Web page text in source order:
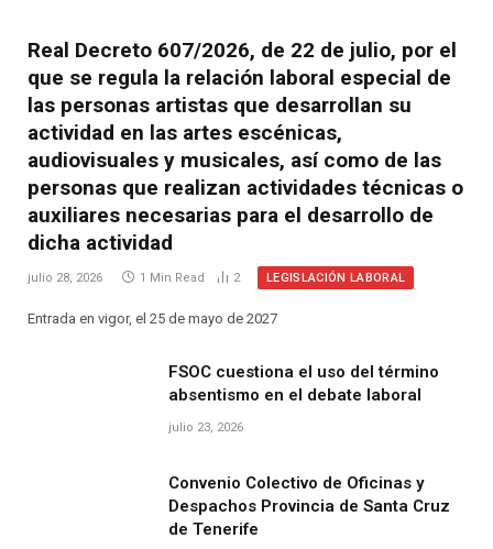
Real Decreto 607/2026, de 22 de julio, por el
que se regula la relación laboral especial de
las personas artistas que desarrollan su
actividad en las artes escénicas,
audiovisuales y musicales, así como de las
personas que realizan actividades técnicas o
auxiliares necesarias para el desarrollo de
dicha actividad
julio 28, 2026 1 Min Read 2 LEGISLACIÓN LABORAL
Entrada en vigor, el 25 de mayo de 2027
FSOC cuestiona el uso del término
absentismo en el debate laboral
julio 23, 2026
Convenio Colectivo de Oficinas y
Despachos Provincia de Santa Cruz
de Tenerife